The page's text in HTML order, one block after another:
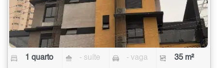
1 quarto - suíte - vaga 35 m²